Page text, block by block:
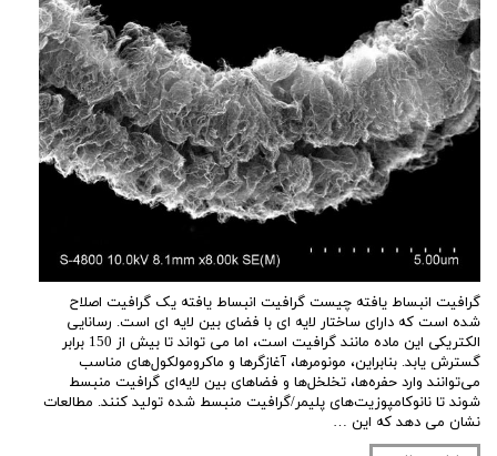
گرافیت انبساط یافته چیست گرافیت انبساط یافته یک گرافیت اصلاح
شده است که دارای ساختار لایه ای با فضای بین لایه ای است. رسانایی
الکتریکی این ماده مانند گرافیت است، اما می تواند تا بیش از 150 برابر
گسترش یابد. بنابراین، مونومرها، آغازگرها و ماکرومولکول‌های مناسب
می‌توانند وارد حفره‌ها، تخلخل‌ها و فضاهای بین لایه‌ای گرافیت منبسط
شوند تا نانوکامپوزیت‌های پلیمر/گرافیت منبسط شده تولید کنند. مطالعات
نشان می دهد که این …